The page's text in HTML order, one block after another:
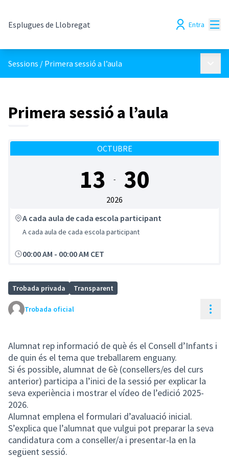
Esplugues de Llobregat Entra
Sessions / Primera sessió a l’aula
Primera sessió a l’aula
OCTUBRE
13 - 30
2026
A cada aula de cada escola participant
A cada aula de cada escola participant
00:00 AM - 00:00 AM CET
Trobada privada Transparent
Trobada oficial
Alumnat rep informació de què és el Consell d’Infants i
de quin és el tema que treballarem enguany.
Si és possible, alumnat de 6è (consellers/es del curs
anterior) participa a l’inici de la sessió per explicar la
seva experiència i mostrar el vídeo de l’edició 2025-
2026.
Alumnat emplena el formulari d’avaluació inicial.
S’explica que l’alumnat que vulgui pot preparar la seva
candidatura com a conseller/a i presentar-la en la
següent sessió.